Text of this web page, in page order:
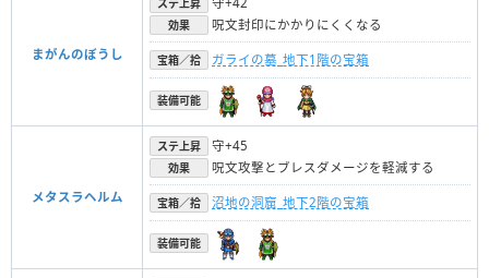
まがんのぼうし
効果 呪文封印にかかりにくくなる
宝箱／拾 ガライの墓_地下1階の宝箱
装備可能
メタスラヘルム
ステ上昇 守+45
効果 呪文攻撃とブレスダメージを軽減する
宝箱／拾 沼地の洞窟_地下2階の宝箱
装備可能